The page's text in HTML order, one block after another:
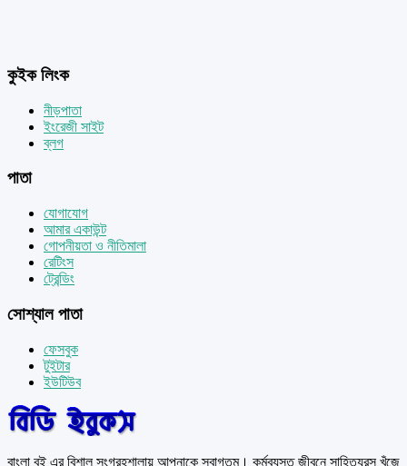
কুইক লিংক
নীড়পাতা
ইংরেজী সাইট
ব্লগ
পাতা
যোগাযোগ
আমার একাউন্ট
গোপনীয়তা ও নীতিমালা
রেটিংস
ট্রেন্ডিং
সোশ্যাল পাতা
ফেসবুক
টুইটার
ইউটিউব
বাংলা বই এর বিশাল সংগ্রহশালায় আপনাকে স্বাগতম। কর্মব্যস্ত জীবনে সাহিত্যরস খুঁজে